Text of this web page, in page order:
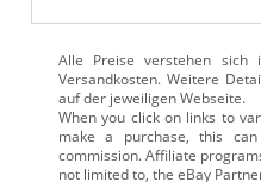
Alle Preise verstehen sich
Versandkosten. Weitere
auf der jeweiligen Webseite.